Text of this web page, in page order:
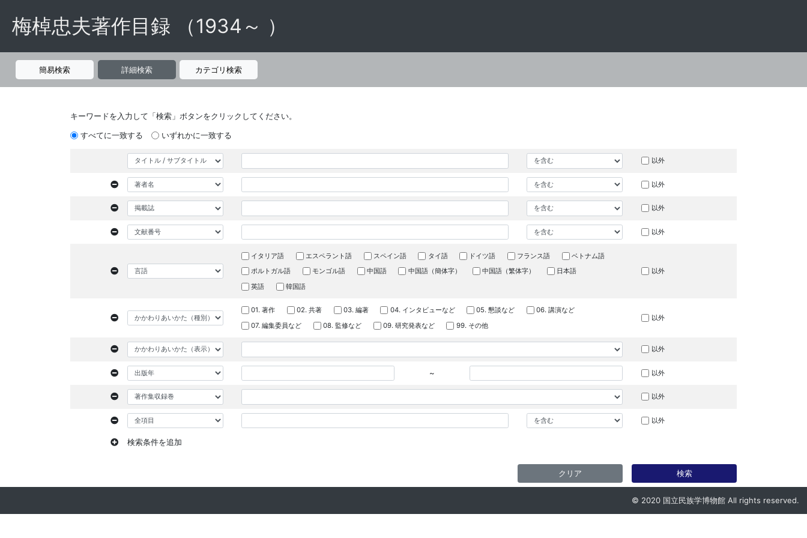
梅棹忠夫著作目録 （1934～ ）
簡易検索 詳細検索 カテゴリ検索
キーワードを入力して「検索」ボタンをクリックしてください。
すべてに一致する
いずれかに一致する
以外
以外
以外
以外
イタリア語 エスペラント語 スペイン語 タイ語 ドイツ語 フランス語
ベトナム語
ポルトガル語
モンゴル語 中国語 中国語（簡体字） 中国語（繁体字）
日本語
英語
韓国語
以外
01. 著作 02. 共著 03. 編著 04. インタビューなど 05. 懇談など
06. 講演など
07. 編集委員など
08. 監修など 09. 研究発表など 99. その他
以外
以外
~ 以外
以外
以外
検索条件を追加
クリア 検索
© 2020 国立民族学博物館 All rights reserved.